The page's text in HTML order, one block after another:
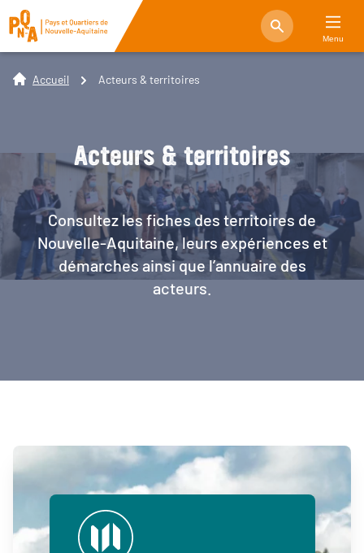
Menu
Accueil Acteurs & territoires
Acteurs & territoires
Consultez les fiches des territoires de
Nouvelle-Aquitaine, leurs expériences et
démarches ainsi que l’annuaire des
acteurs.